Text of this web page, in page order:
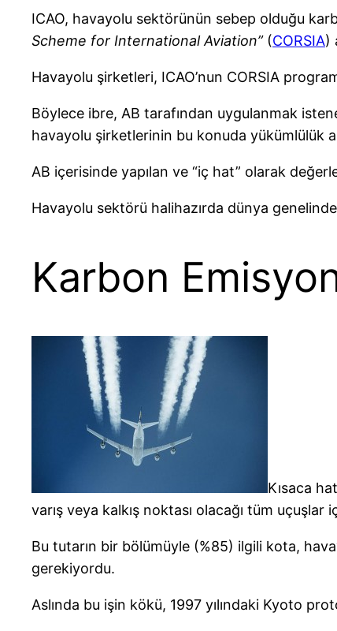
ICAO, havayolu sektörünün sebep olduğu
Scheme for International Aviation”(CORSIA)
Havayolu şirketleri, ICAO’nun CORSIA
Böylece ibre, AB tarafından uygulanmak
havayolu şirketlerinin bu konuda yükümlülük
AB içerisinde yapılan ve “iç hat” olarak
Havayolu sektörü halihazırda dünya
Karbon
Kısaca
varış veya kalkış noktası olacağı tüm
Bu tutarın bir bölümüyle (%85) ilgili kota,
gerekiyordu.
Aslında bu işin kökü, 1997 yılındaki Kyoto